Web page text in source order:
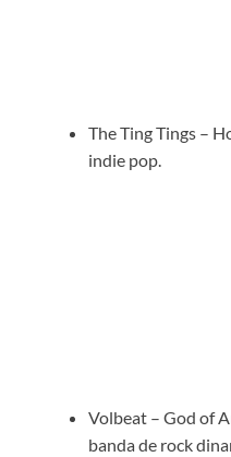
The Ting Tings –
indie pop.
Volbeat – God of
banda de rock